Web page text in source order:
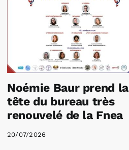
Noémie Baur prend la
tête du bureau très
renouvelé de la Fnea
20/07/2026